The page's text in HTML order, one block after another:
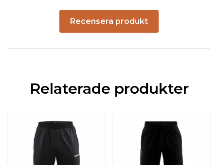
Recensera produkt
Relaterade produkter